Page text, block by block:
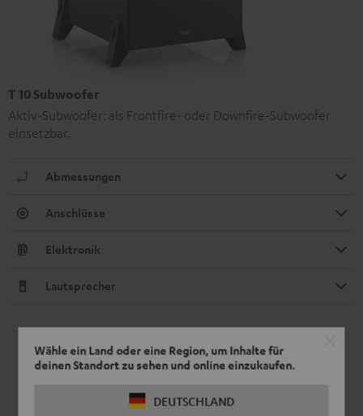
Wähle ein Land oder eine Region, um Inhalte für
deinen Standort zu sehen und online einzukaufen.
DEUTSCHLAND
T 10 Subwoofer
Aktiv-Subwoofer: als Frontfire- oder Downfire-Subwoofer
einsetzbar.
Abmessungen
Anschlüsse
Elektronik
Lautsprecher